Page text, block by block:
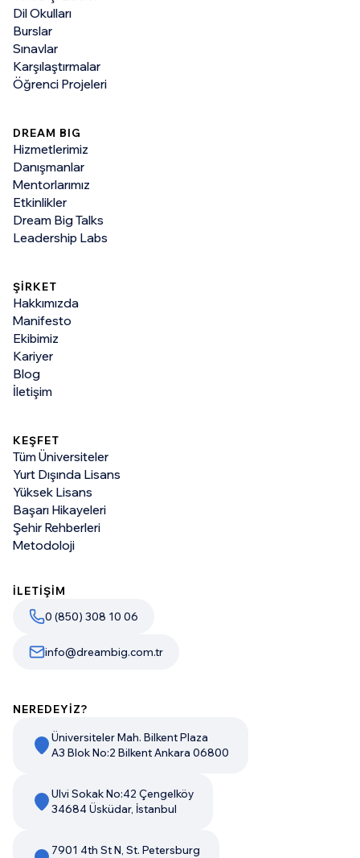
Dil Okulları
Burslar
Sınavlar
Karşılaştırmalar
Öğrenci Projeleri
DREAM BIG
Hizmetlerimiz
Danışmanlar
Mentorlarımız
Etkinlikler
Dream Big Talks
Leadership Labs
ŞİRKET
Hakkımızda
Manifesto
Ekibimiz
Kariyer
Blog
İletişim
KEŞFET
Tüm Üniversiteler
Yurt Dışında Lisans
Yüksek Lisans
Başarı Hikayeleri
Şehir Rehberleri
Metodoloji
İLETİŞİM
0 (850) 308 10 06
info@dreambig.com.tr
NEREDEYİZ?
Üniversiteler Mah. Bilkent Plaza
A3 Blok No:2 Bilkent Ankara 06800
Ulvi Sokak No:42 Çengelköy
34684 Üsküdar, İstanbul
7901 4th St N, St. Petersburg